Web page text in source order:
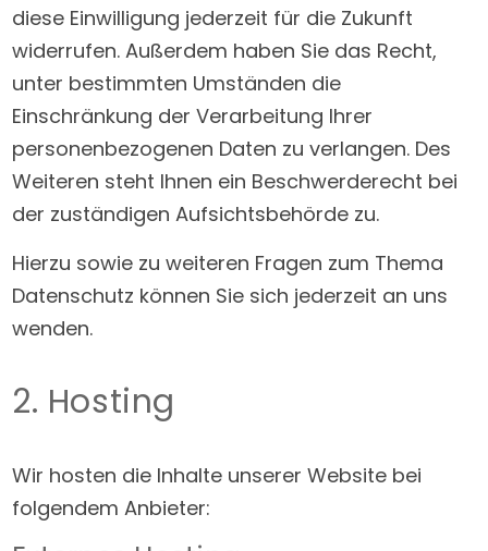
diese Einwilligung jederzeit für die Zukunft
widerrufen. Außerdem haben Sie das Recht,
unter bestimmten Umständen die
Einschränkung der Verarbeitung Ihrer
personenbezogenen Daten zu verlangen. Des
Weiteren steht Ihnen ein Beschwerderecht bei
der zuständigen Aufsichtsbehörde zu.
Hierzu sowie zu weiteren Fragen zum Thema
Datenschutz können Sie sich jederzeit an uns
wenden.
2. Hosting
Wir hosten die Inhalte unserer Website bei
folgendem Anbieter: